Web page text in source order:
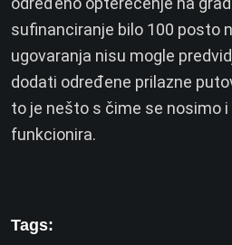
sufinanciranje bilo 100 posto
ugovaranja nisu mogle
dodati određene prilazne
to je nešto s čime se nosimo
funkcionira.
Tags: